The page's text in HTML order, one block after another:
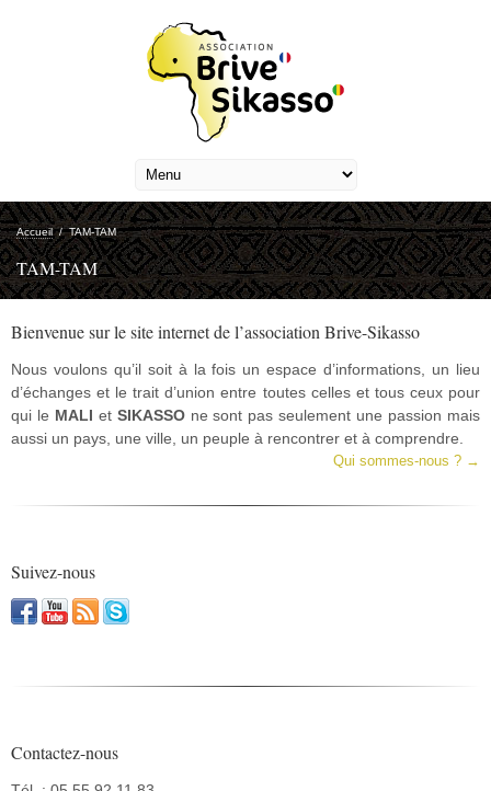
Accueil/TAM-TAM
TAM-TAM
Bienvenue sur le site internet de l’association Brive-Sikasso
Nous voulons qu’il soit à la fois un espace d’informations, un lieu
d’échanges et le trait d’union entre toutes celles et tous ceux pour
qui le MALI et SIKASSOne sont pas seulement une passion mais
aussi un pays, une ville, un peuple à rencontrer et à comprendre.
Qui sommes-nous ? →
Suivez-nous
Contactez-nous